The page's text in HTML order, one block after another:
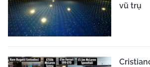
vũ trụ